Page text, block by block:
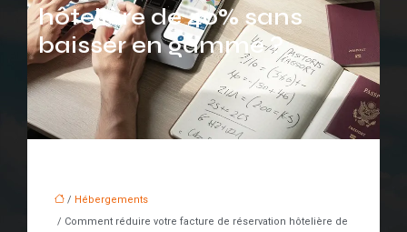
hôtelière de 40% sans
baisser en gamme ?
/ Hébergements
/ Comment réduire votre facture de réservation hôtelière de